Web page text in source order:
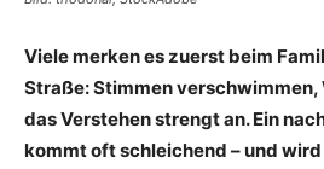
Viele merken es zuerst beim
Straße: Stimmen verschwimmen,
das Verstehen strengt an. Ein
kommt oft schleichend – und